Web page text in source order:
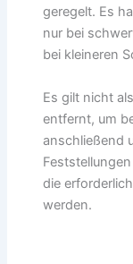
geregelt. Es
nur bei
bei kleineren
Es gilt nicht
entfernt, um
anschließend
die
werden.